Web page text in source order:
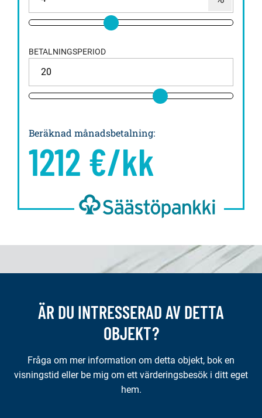
BETALNINGSPERIOD
Beräknad månadsbetalning:
1212 €/kk
ÄR DU INTRESSERAD AV DETTA
OBJEKT?
Fråga om mer information om detta objekt, bok en
visningstid eller be mig om ett värderingsbesök i ditt eget
hem.